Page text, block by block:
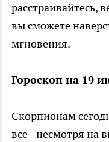
расстраивайтесь,
вы сможете
мгновения.
Гороскоп на 19
Скорпионам
все - несмотря на